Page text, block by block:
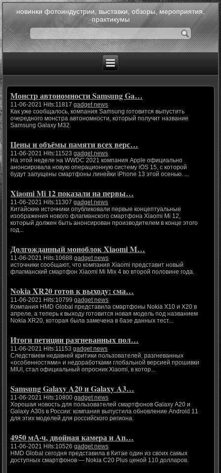
новинки фотоиндустрии, выставки, обзоры, мероприятия,
практикумы
Монстр автономности Samsung Ga…
11-06-2021 Hits:11817gadget news
Как уже сообщалось, компания Samsung готовится выпустить
очередного монстра автономности, который получит название
Samsung Galaxy M32.
Цены и объёмы памяти всех верс…
11-06-2021 Hits:11523gadget news
На этой неделе на WWDC 2021 компания Apple официально
анонсировала новую операционную систему iOS 15, с которой
будут запущены смартфоны линейки iPhone 13 этой осенью. ...
Xiaomi Mi 12 показали на первы…
11-06-2021 Hits:11307gadget news
Китайские источники опубликовали первые концептуальные
изображения нового флагманского смартфона Xiaomi Mi 12,
который должен быть анонсирован производителем в конце этого
год...
Долгожданный моноблок Xiaomi M…
11-06-2021 Hits:10688gadget news
источники сообщают, что компания Xiaomi представит новый
флагманский смартфон Xiaomi Mi Mix 4 во второй половине года.
Nokia XR20 готов к выходу: сма…
11-06-2021 Hits:10799gadget news
Компания HMD Global представила смартфоны Nokia X10 и X20 в
апреле, а теперь к выходу готовится новая модель под названием
Nokia XR20, которая была замечена в базе данных тест...
Итоги петиции разгневанных пол…
11-06-2021 Hits:11153gadget news
Следствием недавней критики пользователей, разгневанных
«особенностями» и недоработками глобальной версией прошивки
MIUI, стал официальный опросник Xiaomi, в котор...
Samsung Galaxy A20 и Galaxy A3…
11-06-2021 Hits:10800gadget news
Хорошая новость для пользователей смартфонов Galaxy A20 и
Galaxy A30s в России: компания выпустила обновление Android 11
для этих моделей для российского региона.
4950 мА·ч, двойная камера и An…
11-06-2021 Hits:10526gadget news
HMD Global сегодня представила в Китае один из своих самых
доступных смартфонов — Nokia C20 Plus ценой 110 долларов.